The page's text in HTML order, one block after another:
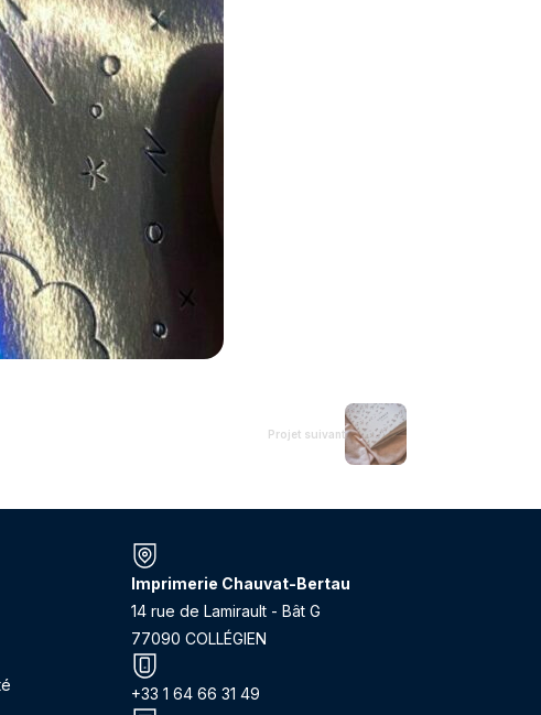
Projet suivant
Imprimerie Chauvat-Bertau
14 rue de Lamirault - Bât G
77090 COLLÉGIEN
+33 1 64 66 31 49